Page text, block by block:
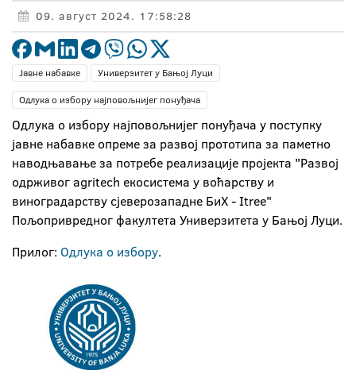
09. август 2024. 17:58:28
Јавне набавке
Универзитет у Бањој Луци
Одлука о избору најповољнијег понуђача
Одлука о избору најповољнијег понуђача у поступку
јавне набавке опреме за развој прототипа за паметно
наводњавање за потребе реализације пројекта "Развој
одрживог agritech екосистема у воћарству и
виноградарству сјеверозападне БиХ - Itree"
Пољопривредног факултета Универзитета у Бањој Луци.
Прилог: Одлука о избору.